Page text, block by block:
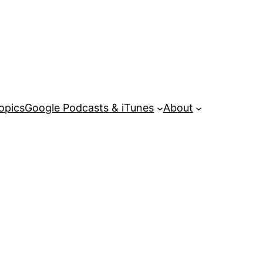
Google Podcasts & iTunes About